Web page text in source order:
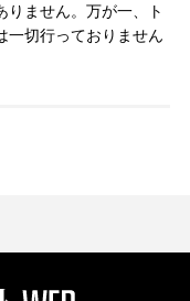
りません。万が一、ト
一切行っておりません